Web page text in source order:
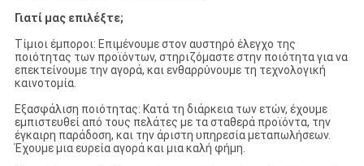
Γιατί μας επιλέξτε;
Τίμιοι έμποροι: Επιμένουμε στον αυστηρό έλεγχο της
ποιότητας των προϊόντων, στηριζόμαστε στην ποιότητα για να
επεκτείνουμε την αγορά, και ενθαρρύνουμε τη τεχνολογική
καινοτομία.
Εξασφάλιση ποιότητας: Κατά τη διάρκεια των ετών, έχουμε
εμπιστευθεί από τους πελάτες με τα σταθερά προϊόντα, την
έγκαιρη παράδοση, και την άριστη υπηρεσία μεταπωλήσεων.
Έχουμε μια ευρεία αγορά και μια καλή φήμη.